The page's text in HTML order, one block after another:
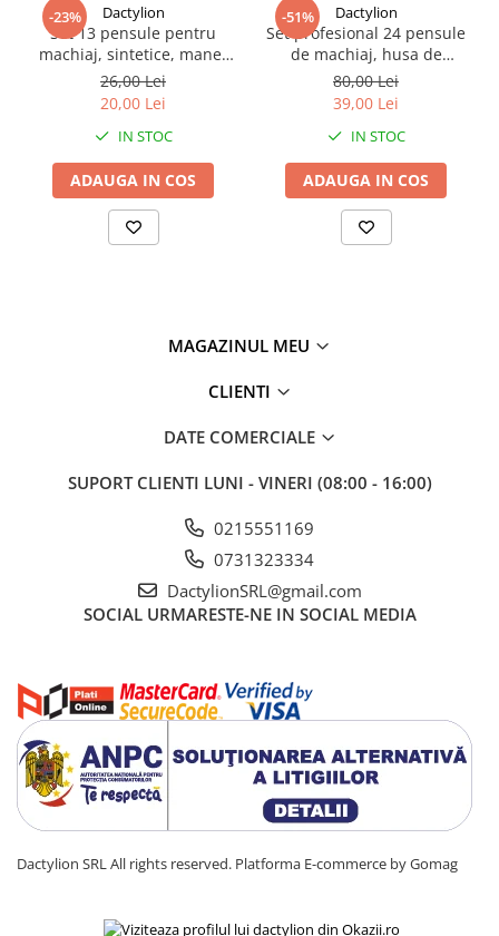
-23% Dactylion
Set 13 pensule pentru
machiaj, sintetice, maner
plastic, soft, portabil, husa
inclusa, verde
26,00 Lei
20,00 Lei
IN STOC
ADAUGA IN COS
-51% Dactylion
Set profesional 24 pensule
de machiaj, husa de
depozitare inclusa - Roz
80,00 Lei
39,00 Lei
IN STOC
ADAUGA IN COS
MAGAZINUL MEU
CLIENTI
DATE COMERCIALE
SUPORT CLIENTI LUNI - VINERI (08:00 - 16:00)
0215551169
0731323334
DactylionSRL@gmail.com
SOCIAL URMARESTE-NE IN SOCIAL MEDIA
Dactylion SRL All rights reserved. Platforma E-commerce by Gomag